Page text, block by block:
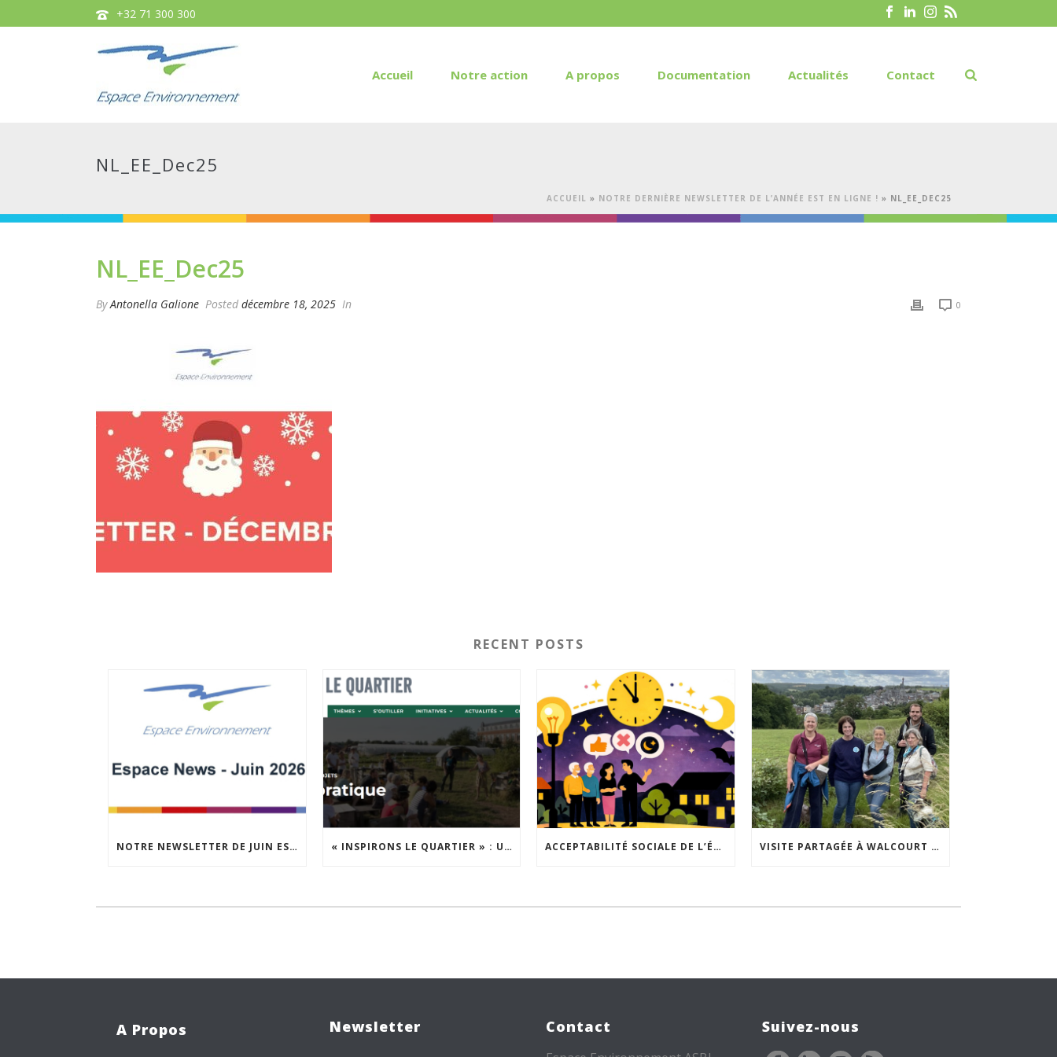
+32 71 300 300
Accueil Notre action A propos Documentation Actualités Contact
NL_EE_Dec25
ACCUEIL » NOTRE DERNIÈRE NEWSLETTER DE L’ANNÉE EST EN LIGNE ! » NL_EE_DEC25
NL_EE_Dec25
ByAntonella Galione Posted décembre 18, 2025 In 0
RECENT POSTS
NOTRE NEWSLETTER DE JUIN EST EN LIGNE ! « INSPIRONS LE QUARTIER » : UN NOUVEL APPEL À PROJETS EST LANCÉ ! ACCEPTABILITÉ SOCIALE DE L’ÉCLAIRAGE NOCTURNE : LE REPLAY EST DISPONIBLE VISITE PARTAGÉE À WALCOURT : UNE DÉMARCHE PARTICIPATIVE ANIMÉE PAR ESPACE ENVIRONNEMENT
A Propos Newsletter Contact Suivez-nous